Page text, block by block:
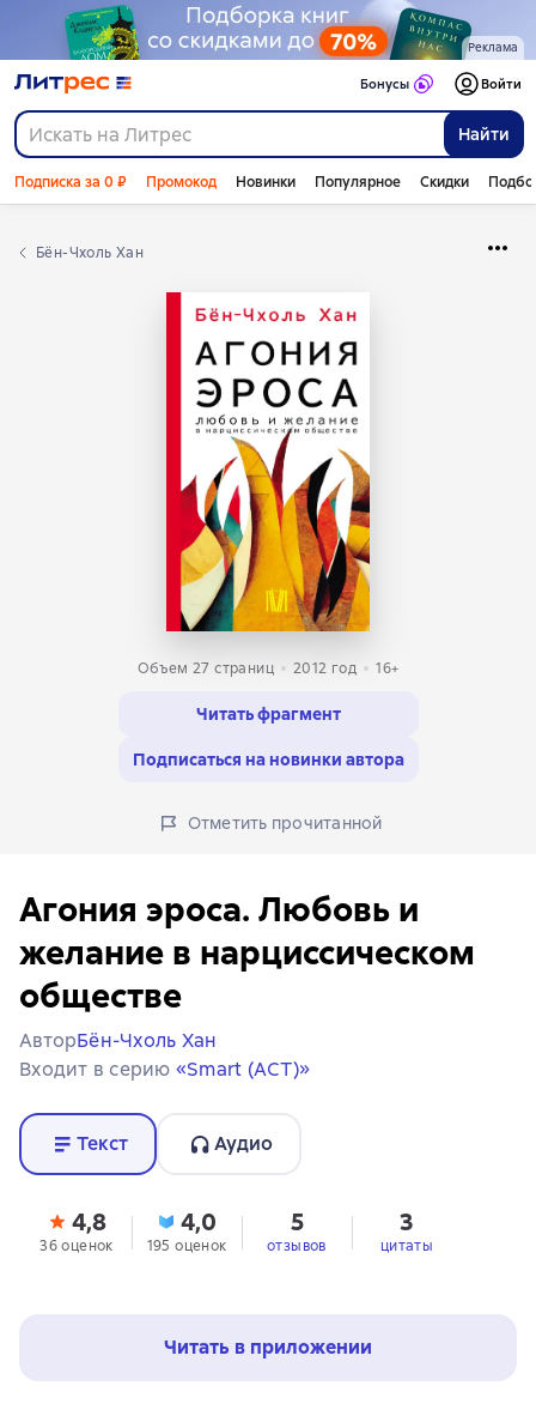
Реклама
Найти
Бонусы Войти
Подписка за 0 ₽ Промокод Новинки Популярное Скидки
Бён-Чхоль Хан
Объем 27 страниц 2012 год 16+
Читать фрагмент
Подписаться на новинки автора
Отметить прочитанной
Агония эроса. Любовь и
желание в нарциссическом
обществе
АвторБён-Чхоль Хан
Входит в серию «Smart (АСТ)»
Текст Аудио
4,8
36 оценок
4,0
195 оценок
5
отзывов
3
цитаты
Читать в приложении